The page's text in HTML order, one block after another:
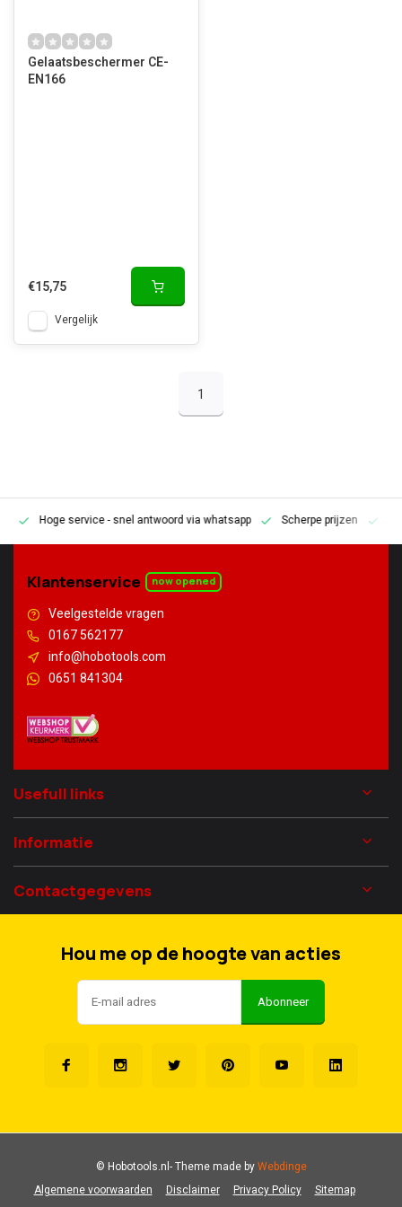
Gelaatsbeschermer CE-
EN166
€15,75
Vergelijk
1
Hoge service- snel antwoord via whatsapp Scherpe prijzen
Klantenservice now opened
Veelgestelde vragen
0167 562177
info@hobotools.com
0651 841304
Usefull links
Informatie
Contactgegevens
Hou me op de hoogte van acties
Abonneer
Algemene voorwaarden Disclaimer Privacy Policy Sitemap
© Hobotools.nl- Theme made byWebdinge